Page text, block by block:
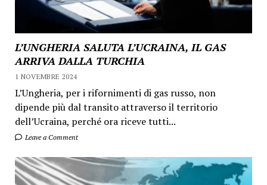
L’UNGHERIA SALUTA L’UCRAINA, IL GAS
ARRIVA DALLA TURCHIA
1 NOVEMBRE 2024
L’Ungheria, per i rifornimenti di gas russo, non
dipende più dal transito attraverso il territorio
dell’Ucraina, perché ora riceve tutti...
Leave a Comment